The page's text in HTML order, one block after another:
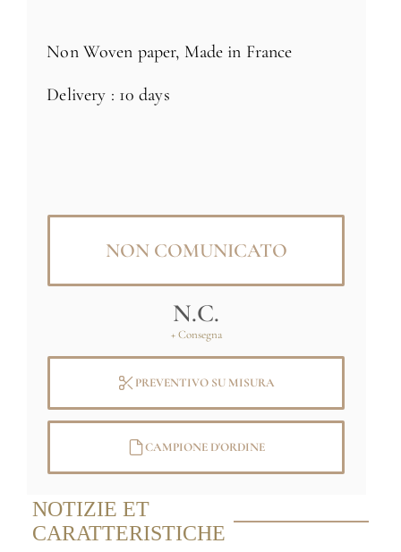
Non Woven paper, Made in France
Delivery : 10 days
NON COMUNICATO
N.C.
+ Consegna
PREVENTIVO SU MISURA
CAMPIONE D'ORDINE
NOTIZIE ET
CARATTERISTICHE